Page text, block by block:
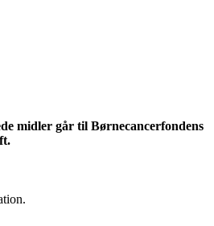
midler går til Børnecancerfondens